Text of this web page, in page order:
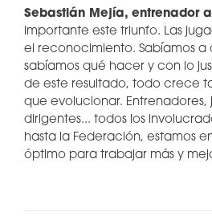
Sebastián Mejía, entrenador
importante este triunfo. Las
el reconocimiento. Sabíamos a
sabíamos qué hacer y con lo
de este resultado, todo crece
que evolucionar. Entrenadores,
dirigentes... todos los
hasta la Federación, estamos
óptimo para trabajar más y